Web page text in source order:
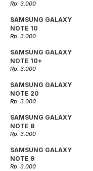
Rp. 3.000
SAMSUNG GALAXY
NOTE 10
Rp. 3.000
SAMSUNG GALAXY
NOTE 10+
Rp. 3.000
SAMSUNG GALAXY
NOTE 20
Rp. 3.000
SAMSUNG GALAXY
NOTE 8
Rp. 3.000
SAMSUNG GALAXY
NOTE 9
Rp. 3.000